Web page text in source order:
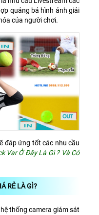
quảng bá hình ảnh giải
của người chơi.
đáp ứng tốt các nhu cầu
Var Ở Đây Là Gì ? Và Có
RẺ LÀ GÌ?
thống camera giám sát